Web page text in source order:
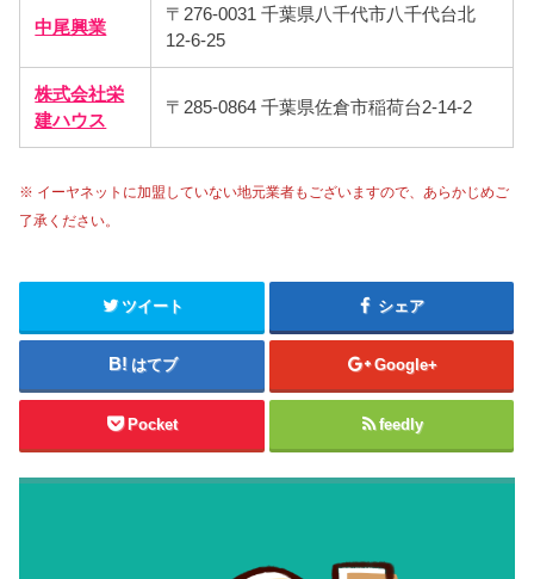
中尾興業
〒276-0031 千葉県八千代市八千代台北
12-6-25
株式会社栄
建ハウス
〒285-0864 千葉県佐倉市稲荷台2-14-2
※ イーヤネットに加盟していない地元業者もございますので、あらかじめご
了承ください。
ツイート シェア
はてブ Google+
Pocket feedly